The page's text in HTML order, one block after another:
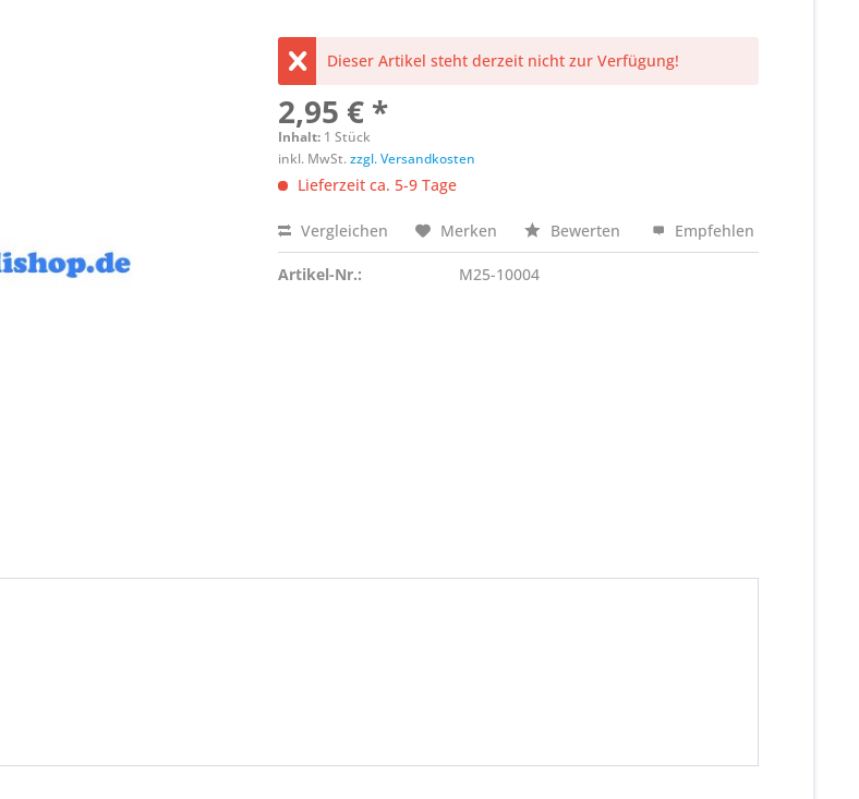
Dieser Artikel steht derzeit nicht zur Verfügung!
2,95 € *
Inhalt: 1 Stück
inkl. MwSt.zzgl. Versandkosten
Lieferzeit ca. 5-9 Tage
Vergleichen Merken Bewerten Empfehlen
Artikel-Nr.: M25-10004